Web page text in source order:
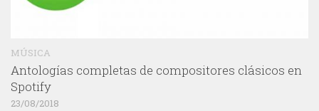
MÚSICA
Antologías completas de compositores clásicos en
Spotify
23/08/2018